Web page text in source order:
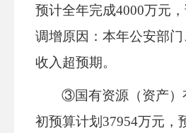
预计全年完成4000万元
调增原因：本年公安部
收入超预期。
③国有资源（资产）
初预算计划37954万元，